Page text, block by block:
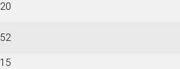
20
52
15